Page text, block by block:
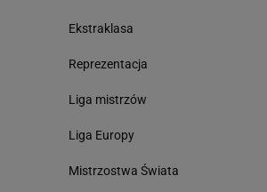
Ekstraklasa
Reprezentacja
Liga mistrzów
Liga Europy
Mistrzostwa Świata